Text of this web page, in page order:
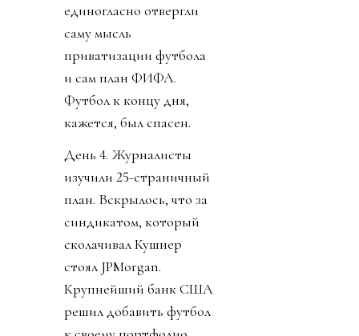
единогласно отвергли
саму мысль
приватизации футбола
и сам план ФИФА.
Футбол к концу дня,
кажется, был спасен.
День 4. Журналисты
изучили 25-страничный
план. Вскрылось, что за
синдикатом, который
сколачивал Кушнер
стоял JPMorgan.
Крупнейший банк США
решил добавить футбол